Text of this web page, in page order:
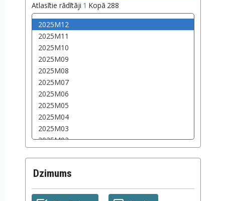
Atlasītie rādītāji 1 Kopā 288
Dzimums